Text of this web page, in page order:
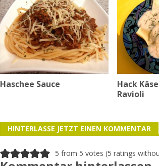
Haschee Sauce
Hack
Ravioli
HINTERLASSE JETZT EINEN KOMMENTAR
5 from 5 votes (5 ratings